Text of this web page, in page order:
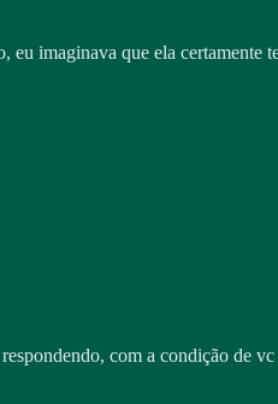
eu imaginava que ela certamente
com a condição de